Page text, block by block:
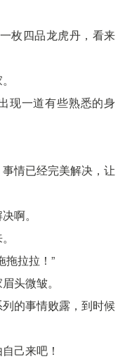
枚四品龙虎丹，看来
现一道有些熟悉的身
情已经完美解决，让
啊。
拖拉拉！”
头微皱。
的事情败露，到时候
己来吧！